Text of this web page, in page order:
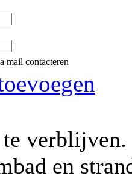
mail contacteren
en